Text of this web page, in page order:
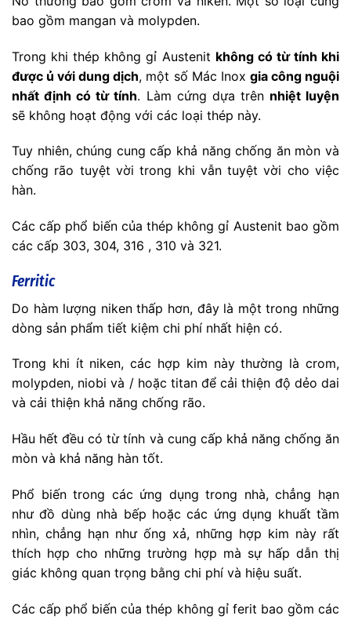
bao gồm mangan và molypden.
Trong khi thép không gỉ Austenit không có từ tính khi
được ủ với dung dịch, một số Mác Inox gia công nguội
nhất định có từ tính. Làm cứng dựa trên nhiệt luyện
sẽ không hoạt động với các loại thép này.
Tuy nhiên, chúng cung cấp khả năng chống ăn mòn và
chống rão tuyệt vời trong khi vẫn tuyệt vời cho việc
hàn.
Các cấp phổ biến của thép không gỉ Austenit bao gồm
các cấp 303, 304, 316 , 310 và 321.
Ferritic
Do hàm lượng niken thấp hơn, đây là một trong những
dòng sản phẩm tiết kiệm chi phí nhất hiện có.
Trong khi ít niken, các hợp kim này thường là crom,
molypden, niobi và / hoặc titan để cải thiện độ dẻo dai
và cải thiện khả năng chống rão.
Hầu hết đều có từ tính và cung cấp khả năng chống ăn
mòn và khả năng hàn tốt.
Phổ biến trong các ứng dụng trong nhà, chẳng hạn
như đồ dùng nhà bếp hoặc các ứng dụng khuất tầm
nhìn, chẳng hạn như ống xả, những hợp kim này rất
thích hợp cho những trường hợp mà sự hấp dẫn thị
giác không quan trọng bằng chi phí và hiệu suất.
Các cấp phổ biến của thép không gỉ ferit bao gồm các